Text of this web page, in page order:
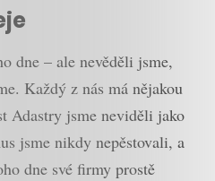
dne – ale nevěděli jsme,
Každý z nás má nějakou
Adastry jsme neviděli jako
jsme nikdy nepěstovali, a
dne své firmy prostě